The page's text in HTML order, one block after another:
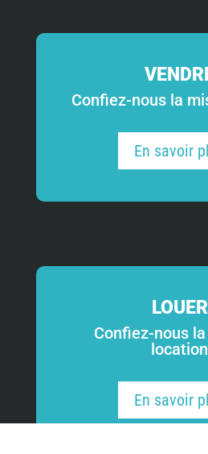
Confiez-nous la
En savoir
LOUER
Confiez-nous
location
En savoir